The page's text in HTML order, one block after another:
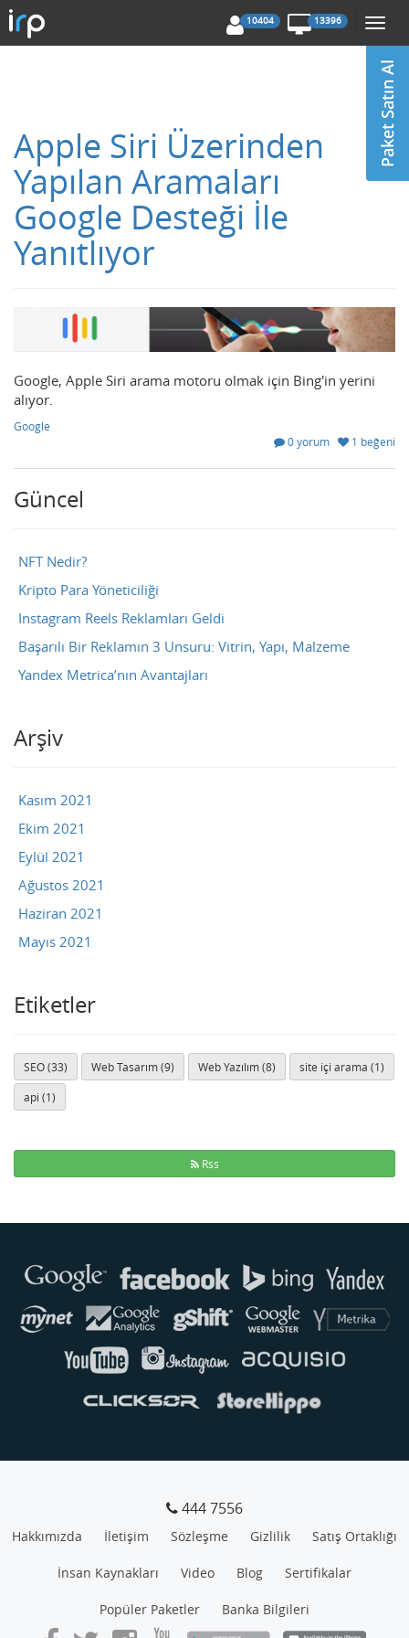
10404 13396
Apple Siri Üzerinden
Yapılan Aramaları
Google Desteği İle
Yanıtlıyor
Google, Apple Siri arama motoru olmak için Bing'in yerini
alıyor.
Google
0 yorum
1 beğeni
Güncel
NFT Nedir?
Kripto Para Yöneticiliği
Instagram Reels Reklamları Geldi
Başarılı Bir Reklamın 3 Unsuru: Vitrin, Yapı, Malzeme
Yandex Metrica’nın Avantajları
Arşiv
Kasım 2021
Ekim 2021
Eylül 2021
Ağustos 2021
Haziran 2021
Mayıs 2021
Etiketler
SEO (33) Web Tasarım (9) Web Yazılım (8) site içi arama (1)
api (1)
Rss
444 7556
Hakkımızda İletişim Sözleşme Gizlilik Satış Ortaklığı
İnsan Kaynakları Video Blog Sertifikalar
Popüler Paketler Banka Bilgileri
Genellikle anında yanıt verir